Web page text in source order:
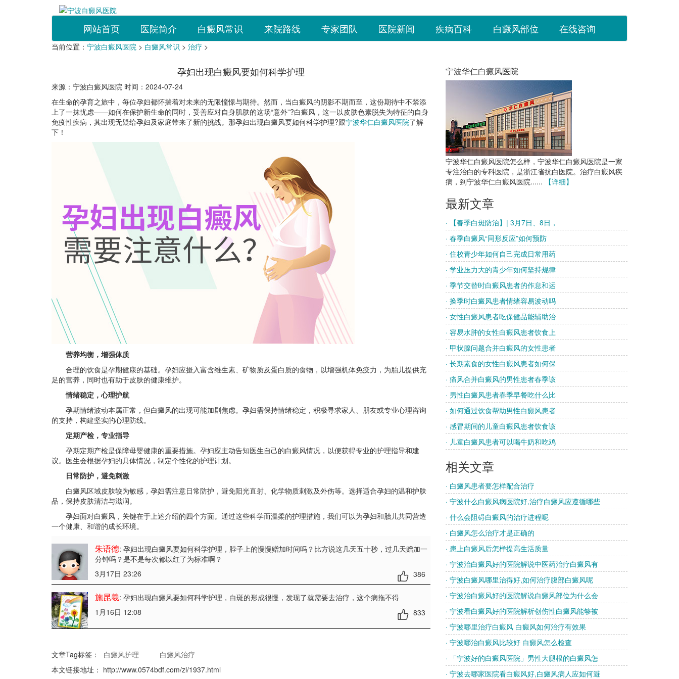
网站首页 医院简介 白癜风常识 来院路线 专家团队 医院新闻 疾病百科 白癜风部位 在线咨询
当前位置： 宁波白癜风医院 > 白癜风常识 > 治疗 >
孕妇出现白癜风要如何科学护理
来源：宁波白癜风医院 时间：2024-07-24
在生命的孕育之旅中，每位孕妇都怀揣着对未来的无限憧憬与期待。然而，当白癜风的阴影不期而至，这份期待中不禁添
上了一抹忧虑——如何在保护新生命的同时，妥善应对自身肌肤的这场“意外”?白癜风，这一以皮肤色素脱失为特征的自身
免疫性疾病，其出现无疑给孕妇及家庭带来了新的挑战。那孕妇出现白癜风要如何科学护理?跟宁波华仁白癜风医院了解
下！
营养均衡，增强体质
合理的饮食是孕期健康的基础。孕妇应摄入富含维生素、矿物质及蛋白质的食物，以增强机体免疫力，为胎儿提供充
足的营养，同时也有助于皮肤的健康维护。
情绪稳定，心理护航
孕期情绪波动本属正常，但白癜风的出现可能加剧焦虑。孕妇需保持情绪稳定，积极寻求家人、朋友或专业心理咨询
的支持，构建坚实的心理防线。
定期产检，专业指导
孕期定期产检是保障母婴健康的重要措施。孕妇应主动告知医生自己的白癜风情况，以便获得专业的护理指导和建
议。医生会根据孕妇的具体情况，制定个性化的护理计划。
日常防护，避免刺激
白癜风区域皮肤较为敏感，孕妇需注意日常防护，避免阳光直射、化学物质刺激及外伤等。选择适合孕妇的温和护肤
品，保持皮肤清洁与滋润。
孕妇面对白癜风，关键在于上述介绍的四个方面。通过这些科学而温柔的护理措施，我们可以为孕妇和胎儿共同营造
一个健康、和谐的成长环境。
朱语德: 孕妇出现白癜风要如何科学护理 ，脖子上的慢慢赠加时间吗？比方说这几天五十秒，过几天赠加一
分钟吗？是不是每次都以红了为标准啊？
3月17日 23:26
386
施昆羲: 孕妇出现白癜风要如何科学护理 ，白斑的形成很慢，发现了就需要去治疗，这个病拖不得
1月16日 12:08
833
文章Tag标签： 白癜风护理
白癜风治疗
本文链接地址： http://www.0574bdf.com/zl/1937.html
宁波华仁白癜风医院
宁波华仁白癜风医院怎么样，宁波华仁白癜风医院是一家
专注治白的专科医院，是浙江省抗白医院。治疗白癜风疾
病，到宁波华仁白癜风医院......
【详细】
最新文章
· 【春季白斑防治】| 3月7日、8日，
· 春季白癜风“同形反应”如何预防
· 住校青少年如何自己完成日常用药
· 学业压力大的青少年如何坚持规律
· 季节交替时白癜风患者的作息和运
· 换季时白癜风患者情绪容易波动吗
· 女性白癜风患者吃保健品能辅助治
· 容易水肿的女性白癜风患者饮食上
· 甲状腺问题合并白癜风的女性患者
· 长期素食的女性白癜风患者如何保
· 痛风合并白癜风的男性患者春季该
· 男性白癜风患者春季早餐吃什么比
· 如何通过饮食帮助男性白癜风患者
· 感冒期间的儿童白癜风患者饮食该
· 儿童白癜风患者可以喝牛奶和吃鸡
相关文章
· 白癜风患者要怎样配合治疗
· 宁波什么白癜风病医院好,治疗白癜风应遵循哪些
· 什么会阻碍白癜风的治疗进程呢
· 白癜风怎么治疗才是正确的
· 患上白癜风后怎样提高生活质量
· 宁波治白癜风好的医院解说中医药治疗白癜风有
· 宁波白癜风哪里治得好,如何治疗腹部白癜风呢
· 宁波治白癜风好的医院解说白癜风部位为什么会
· 宁波看白癜风好的医院解析创伤性白癜风能够被
· 宁波哪里治疗白癜风 白癜风如何治疗有效果
· 宁波哪治白癜风比较好 白癜风怎么检查
· 「宁波好的白癜风医院」男性大腿根的白癜风怎
· 宁波去哪家医院看白癜风好,白癜风病人应如何避